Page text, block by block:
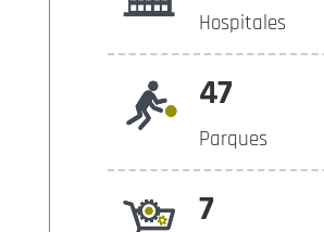
Hospitales
47
Parques
7